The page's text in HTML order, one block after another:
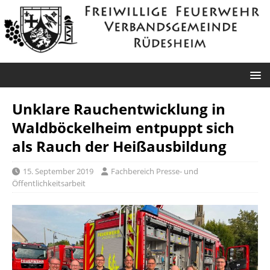
Unklare Rauchentwicklung in
Waldböckelheim entpuppt sich
als Rauch der Heißausbildung
15. September 2019
Fachbereich Presse- und
Öffentlichkeitsarbeit